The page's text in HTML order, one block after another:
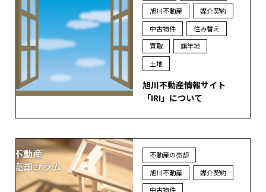
旭川不動産
媒介契約
中古物件
住み替え
買取
旗竿地
土地
旭川不動産情報サイト
「IRI」について
不動産の売却
旭川不動産
媒介契約
中古物件